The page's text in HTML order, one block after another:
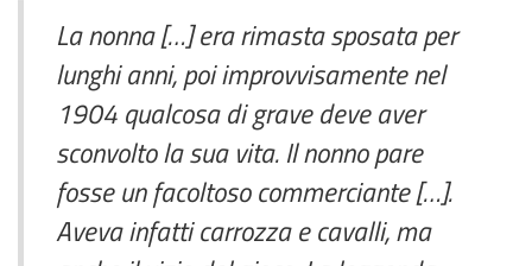
La nonna […] era rimasta sposata per
lunghi anni, poi improvvisamente nel
1904 qualcosa di grave deve aver
sconvolto la sua vita. Il nonno pare
fosse un facoltoso commerciante […].
Aveva infatti carrozza e cavalli, ma